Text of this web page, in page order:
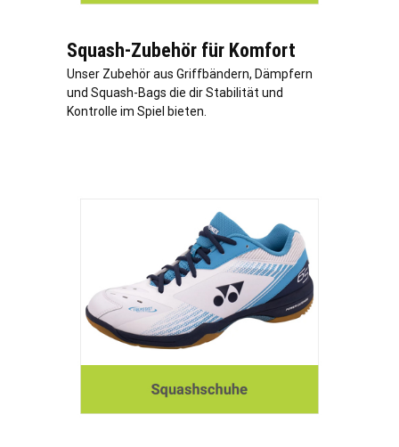
Squash-Zubehör für Komfort
Unser Zubehör aus Griffbändern, Dämpfern
und Squash-Bags die dir Stabilität und
Kontrolle im Spiel bieten.